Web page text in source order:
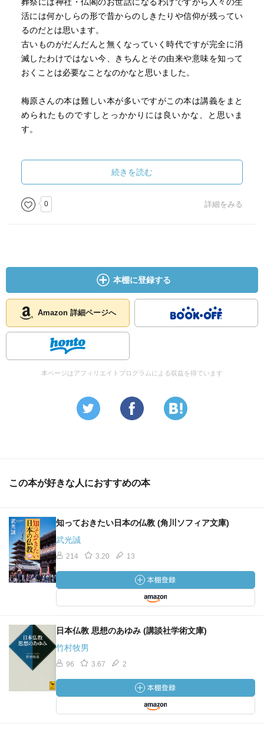
活には何かしらの形で昔からのしきたりや信仰が残ってい
るのだとは思います。
古いものがだんだんと無くなっていく時代ですが完全に消
滅したわけではない今、きちんとその由来や意味を知って
おくことは必要なことなのかなと思いました。
梅原さんの本は難しい本が多いですがこの本は講義をまと
められたものですしとっかかりには良いかな、と思いま
す。
続きを読む
0 詳細をみる
本棚に登録する
Amazon 詳細ページへ
本ページはアフィリエイトプログラムによる収益を得ています
この本が好きな人におすすめの本
知っておきたい日本の仏教 (角川ソフィア文庫)
武光誠
214 3.20 13
日本仏教 思想のあゆみ (講談社学術文庫)
竹村牧男
96 3.67 2